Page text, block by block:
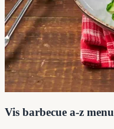
Vis barbecue a-z menu